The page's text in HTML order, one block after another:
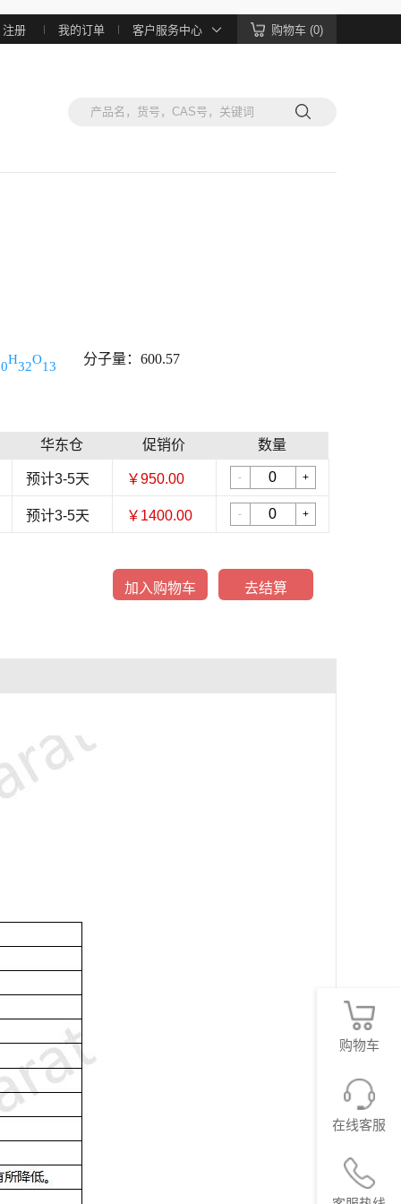
注册 我的订单 客户服务中心 购物车 (0)
H32O13 分子量：600.57
华东仓 促销价 数量
预计3-5天 ￥950.00 - +
预计3-5天 ￥1400.00 - +
加入购物车 去结算
购物车
在线客服